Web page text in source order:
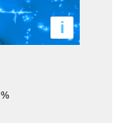
i
%